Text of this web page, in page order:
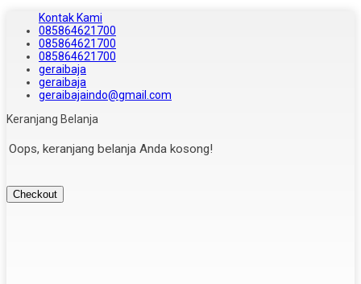
Kontak Kami
085864621700
085864621700
085864621700
geraibaja
geraibaja
geraibajaindo@gmail.com
Keranjang Belanja
Oops, keranjang belanja Anda kosong!
Checkout